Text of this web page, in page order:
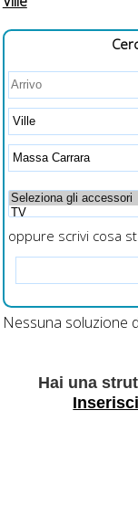
oppure scrivi cosa
Nessuna soluzione
Hai una